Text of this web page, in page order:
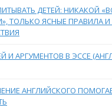
ДЕТЕЙ: НИКАКОЙ
ТОЛЬКО ЯСНЫЕ ПРАВИЛА И
И АРГУМЕНТОВ В ЭССЕ
АНГЛИЙСКОГО